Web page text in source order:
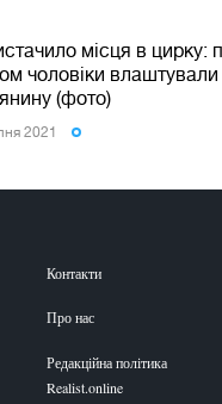
місця в цирку:
чоловіки влаштували
(фото)
2021
Контакти
Про нас
Редакційна політика
Realist.online